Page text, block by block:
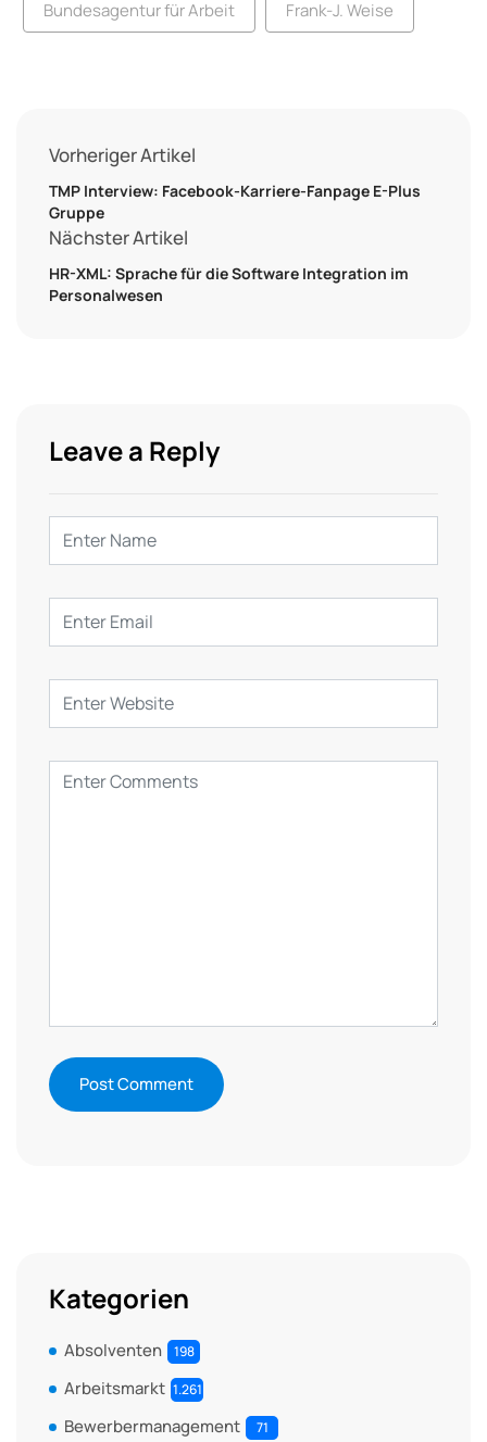
Bundesagentur für Arbeit Frank-J. Weise
Vorheriger Artikel
TMP Interview: Facebook-Karriere-Fanpage E-Plus
Gruppe
Nächster Artikel
HR-XML: Sprache für die Software Integration im
Personalwesen
Leave a Reply
Kategorien
Absolventen 198
Arbeitsmarkt 1.261
Bewerbermanagement 71